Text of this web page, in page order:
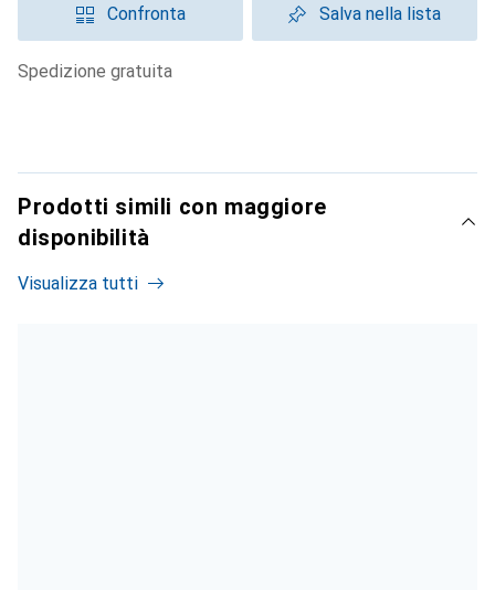
Confronta Salva nella lista
spedizione gratuita
Prodotti simili con maggiore
disponibilità
Visualizza tutti